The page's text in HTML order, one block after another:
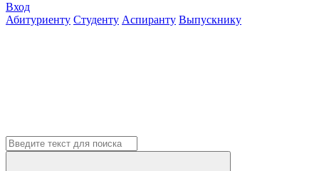
Вход
Абитуриенту Студенту Аспиранту Выпускнику